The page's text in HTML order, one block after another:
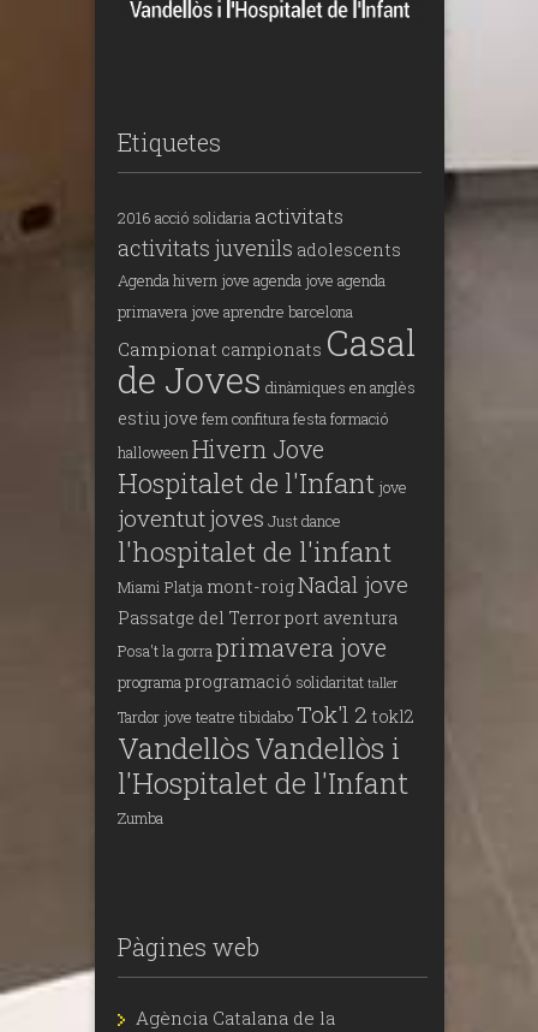
Etiquetes
2016 acció solidaria activitats
activitats juvenils adolescents
Agenda hivern jove agenda jove agenda
primavera jove aprendre barcelona
Campionat campionats Casal
de Joves dinàmiques en anglès
estiu jove fem confitura festa formació
halloween Hivern Jove
Hospitalet de l'Infant jove
joventutjoves Just dance
l'hospitalet de l'infant
Miami Platja mont-roigNadal jove
Passatge del Terrorport aventura
Posa't la gorra primavera jove
programa programació solidaritat taller
Tardor jove teatre tibidaboTok'l 2 tokl2
VandellòsVandellòs i
l'Hospitalet de l'Infant
Zumba
Pàgines web
Agència Catalana de la